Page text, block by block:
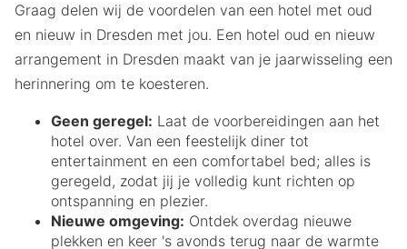
Graag delen wij de voordelen van een hotel met oud
en nieuw in Dresden met jou. Een hotel oud en nieuw
arrangement in Dresden maakt van je jaarwisseling een
herinnering om te koesteren.
Geen geregel: Laat de voorbereidingen aan het
hotel over. Van een feestelijk diner tot
entertainment en een comfortabel bed; alles is
geregeld, zodat jij je volledig kunt richten op
ontspanning en plezier.
Nieuwe omgeving: Ontdek overdag nieuwe
plekken en keer 's avonds terug naar de warmte